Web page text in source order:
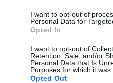
I want to opt-out of
Personal Data for
Opted In
I want to opt-out of
Retention, Sale, and/or
Personal Data that Is
Purposes for which it was
Opted Out
Házban gazdagok,
a magyarok